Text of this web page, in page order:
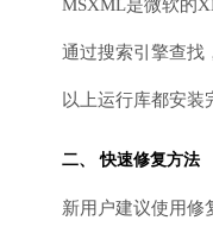
MSXML是微软的
通过搜索引擎查找
以上运行库都安装
二、 快速修复方法
新用户建议使用修